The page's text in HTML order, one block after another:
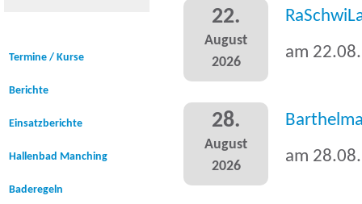
Termine / Kurse
Berichte
Einsatzberichte
Hallenbad Manching
Baderegeln
22.
August
2026
am
28.
August
2026
am